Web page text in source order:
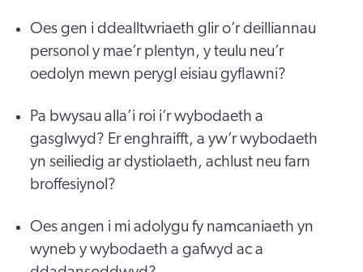
Oes gen i ddealltwriaeth glir o’r deilliannau
personol y mae’r plentyn, y teulu neu’r
oedolyn mewn perygl eisiau gyflawni?
Pa bwysau alla’i roi i’r wybodaeth a
gasglwyd? Er enghraifft, a yw’r wybodaeth
yn seiliedig ar dystiolaeth, achlust neu farn
broffesiynol?
Oes angen i mi adolygu fy namcaniaeth yn
wyneb y wybodaeth a gafwyd ac a